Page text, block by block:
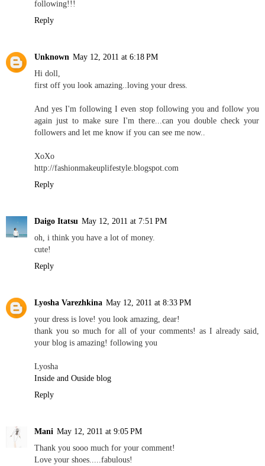
following!!!
Reply
Unknown May 12, 2011 at 6:18 PM
Hi doll,
first off you look amazing..loving your dress.
And yes I'm following I even stop following you and follow you
again just to make sure I'm there...can you double check your
followers and let me know if you can see me now..
XoXo
http://fashionmakeuplifestyle.blogspot.com
Reply
Daigo Itatsu May 12, 2011 at 7:51 PM
oh, i think you have a lot of money.
cute!
Reply
Lyosha Varezhkina May 12, 2011 at 8:33 PM
your dress is love! you look amazing, dear!
thank you so much for all of your comments! as I already said,
your blog is amazing! following you
Lyosha
Inside and Ouside blog
Reply
Mani May 12, 2011 at 9:05 PM
Thank you sooo much for your comment!
Love your shoes.....fabulous!